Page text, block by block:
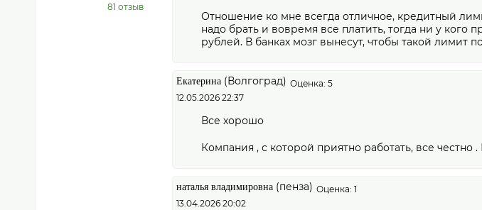
81 отзыв
Отношение ко мне всегда отличное, кредитный
надо брать и вовремя все платить, тогда ни у кого
рублей. В банках мозг вынесут, чтобы такой лимит
Екатерина (Волгоград) Оценка: 5
12.05.2026 22:37
Все хорошо
Компания , с которой приятно работать, все
наталья владимировна (пенза) Оценка: 1
13.04.2026 20:02